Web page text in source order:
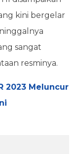
kini bergelar
sangat
resminya.
2023 Meluncur